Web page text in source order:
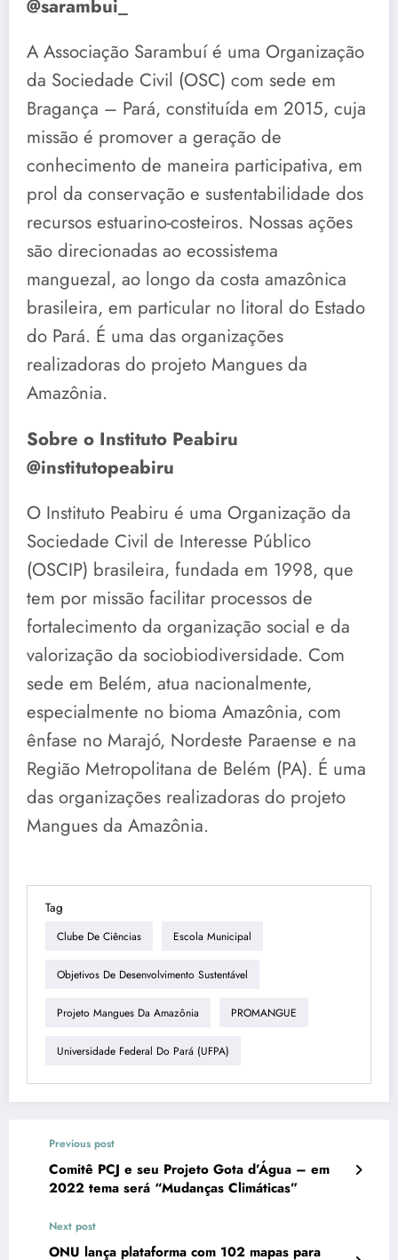
@sarambui_
A Associação Sarambuí é uma Organização
da Sociedade Civil (OSC) com sede em
Bragança – Pará, constituída em 2015, cuja
missão é promover a geração de
conhecimento de maneira participativa, em
prol da conservação e sustentabilidade dos
recursos estuarino-costeiros. Nossas ações
são direcionadas ao ecossistema
manguezal, ao longo da costa amazônica
brasileira, em particular no litoral do Estado
do Pará. É uma das organizações
realizadoras do projeto Mangues da
Amazônia.
Sobre o Instituto Peabiru
@institutopeabiru
O Instituto Peabiru é uma Organização da
Sociedade Civil de Interesse Público
(OSCIP) brasileira, fundada em 1998, que
tem por missão facilitar processos de
fortalecimento da organização social e da
valorização da sociobiodiversidade. Com
sede em Belém, atua nacionalmente,
especialmente no bioma Amazônia, com
ênfase no Marajó, Nordeste Paraense e na
Região Metropolitana de Belém (PA). É uma
das organizações realizadoras do projeto
Mangues da Amazônia.
Tag
Clube De Ciências Escola Municipal
Objetivos De Desenvolvimento Sustentável
Projeto Mangues Da Amazônia PROMANGUE
Universidade Federal Do Pará (UFPA)
Previous post
Comitê PCJ e seu Projeto Gota d’Água – em
2022 tema será “Mudanças Climáticas”
Next post
ONU lança plataforma com 102 mapas para